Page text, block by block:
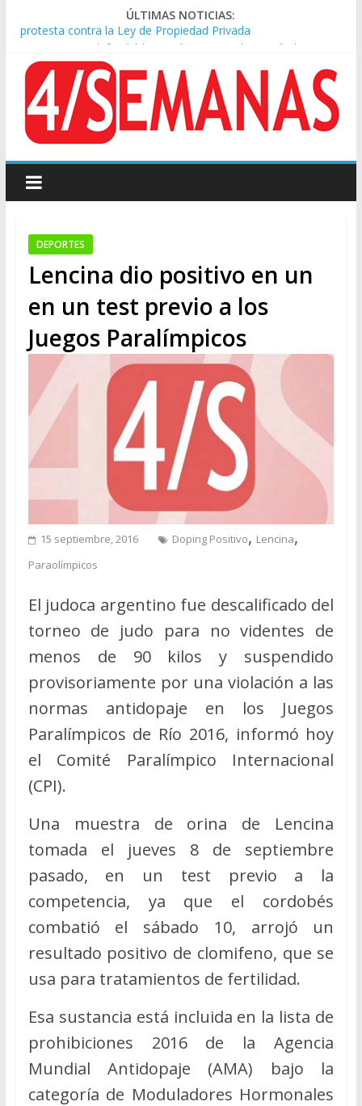
ÚLTIMAS NOTICIAS:
Sturzenegger defendió la Ley de Tierras y lamentó el retiro
Sáenz endurece su postura: rechaza cambios en Manejo del
Fuego y defiende la Ley de Tierras
Tormentas severas y fuertes ráfagas de viento: alerta del
Servicio Meteorológico
Los alquileres de departamentos en la CABA aumentaron
Represión frente al Congreso: tres detenidos durante la
protesta contra la Ley de Propiedad Privada
DEPORTES
Lencina dio positivo en un
en un test previo a los
Juegos Paralímpicos
15 septiembre, 2016 Doping Positivo, Lencina,
Paraolímpicos
El judoca argentino fue descalificado del
torneo de judo para no videntes de
menos de 90 kilos y suspendido
provisoriamente por una violación a las
normas antidopaje en los Juegos
Paralímpicos de Río 2016, informó hoy
el Comité Paralímpico Internacional
(CPI).
Una muestra de orina de Lencina
tomada el jueves 8 de septiembre
pasado, en un test previo a la
competencia, ya que el cordobés
combatió el sábado 10, arrojó un
resultado positivo de clomifeno, que se
usa para tratamientos de fertilidad.
Esa sustancia está incluida en la lista de
prohibiciones 2016 de la Agencia
Mundial Antidopaje (AMA) bajo la
categoría de Moduladores Hormonales